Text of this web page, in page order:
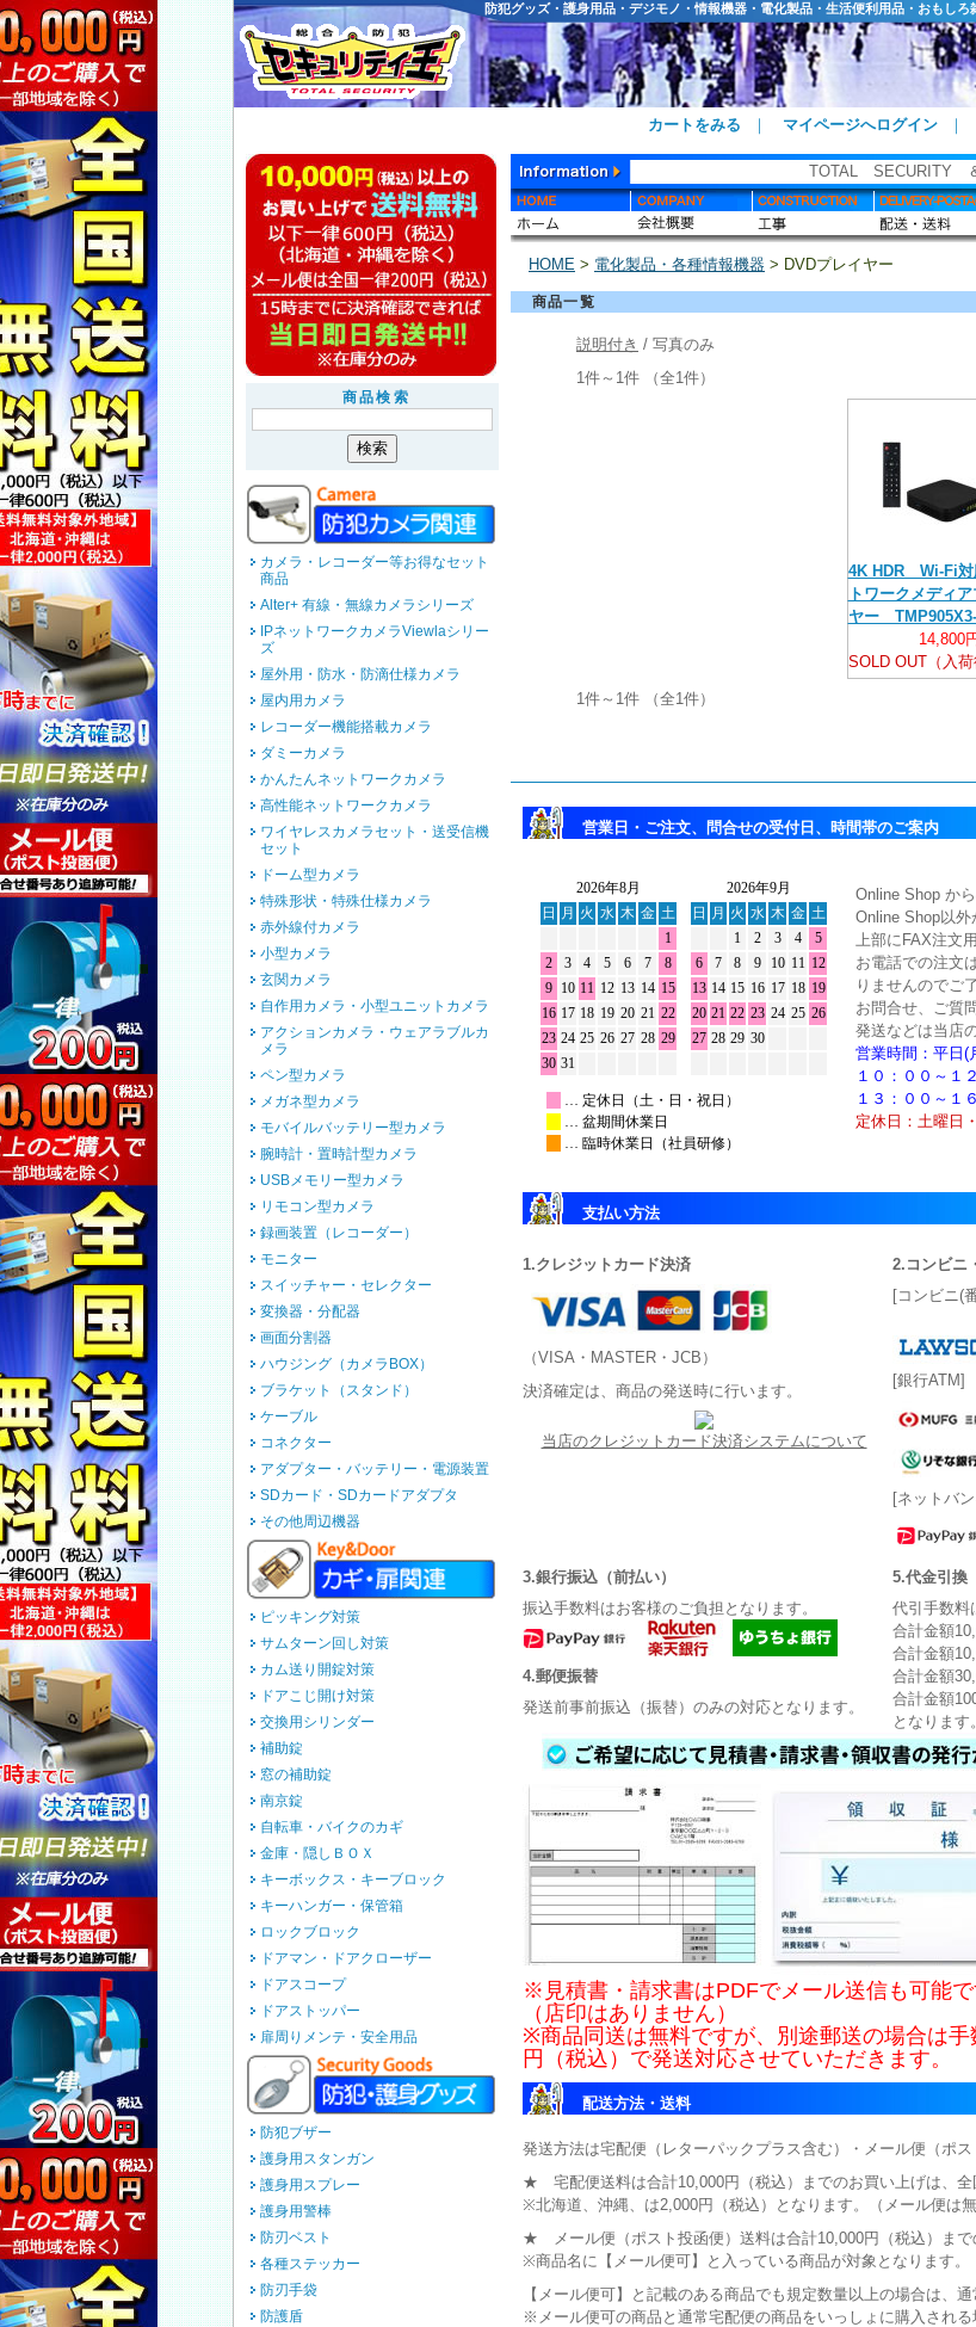
防犯グッズ・護身用品・デジモノ・情報機器・電化製品・生活便利用品・おもし
カートをみる ｜ マイページへログイン ｜
商品検索
カメラ・レコーダー等お得なセット
商品
Alter+ 有線・無線カメラシリーズ
IPネットワークカメラViewlaシリー
ズ
屋外用・防水・防滴仕様カメラ
屋内用カメラ
レコーダー機能搭載カメラ
ダミーカメラ
かんたんネットワークカメラ
高性能ネットワークカメラ
ワイヤレスカメラセット・送受信機
セット
ドーム型カメラ
特殊形状・特殊仕様カメラ
赤外線付カメラ
小型カメラ
玄関カメラ
自作用カメラ・小型ユニットカメラ
アクションカメラ・ウェアラブルカ
メラ
ペン型カメラ
メガネ型カメラ
モバイルバッテリー型カメラ
腕時計・置時計型カメラ
USBメモリー型カメラ
リモコン型カメラ
録画装置（レコーダー）
モニター
スイッチャー・セレクター
変換器・分配器
画面分割器
ハウジング（カメラBOX）
ブラケット（スタンド）
ケーブル
コネクター
アダプター・バッテリー・電源装置
SDカード・SDカードアダプタ
その他周辺機器
ピッキング対策
サムターン回し対策
カム送り開錠対策
ドアこじ開け対策
交換用シリンダー
補助錠
窓の補助錠
南京錠
自転車・バイクのカギ
金庫・隠しＢＯＸ
キーボックス・キーブロック
キーハンガー・保管箱
ロックブロック
ドアマン・ドアクローザー
ドアスコープ
ドアストッパー
扉周りメンテ・安全用品
防犯ブザー
護身用スタンガン
護身用スプレー
護身用警棒
防刃ベスト
各種ステッカー
防刃手袋
防護盾
TOTAL SECURITY ＆ SAFETY
HOME > 電化製品・各種情報機器 > DVDプレイヤー
商品一覧
説明付き / 写真のみ
1件～1件 （全1件）
4K HDR Wi-Fi対
トワークメディ
ヤー
14,800
SOLD OUT（入荷
1件～1件 （全1件）
営業日・ご注文、問合せの受付日、時間帯のご案内
Online Shop か
Online Shop以
上部にFAX注文
お電話での注文
りませんのでご
お問合せ、ご質
発送などは当店
営業時間：平日(
１０：００～１
１３：００～１
定休日：土曜日
支払い方法
1.クレジットカード決済
（VISA・MASTER・JCB）
決済確定は、商品の発送時に行います。
当店のクレジットカード決済システムについて
2.コンビニ
[コンビニ(
[銀行ATM]
[ネットバ
3.銀行振込（前払い）
振込手数料はお客様のご負担となります。
4.郵便振替
発送前事前振込（振替）のみの対応となります。
5.代金引換
代引手数料
合計金額
合計金額
合計金額
合計金額
となります。
※見積書・請求書はPDFでメール送信も可能で
（店印はありません）
※商品同送は無料ですが、別途郵送の場合は手
円（税込）で発送対応させていただきます。
配送方法・送料
発送方法は宅配便（レターパックプラス含む）・メール便（ポス
★ 宅配便送料は合計10,000円（税込）までのお買い上げは、全
※北海道、沖縄、は2,000円（税込）となります。（メール便は無
★ メール便（ポスト投函便）送料は合計10,000円（税込）まで
※商品名に【メール便可】と入っている商品が対象となります。
【メール便可】と記載のある商品でも規定数量以上の場合は、通
※メール便可の商品と通常宅配便の商品をいっしょに購入され